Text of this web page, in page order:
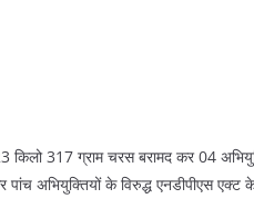
किलो 317 ग्राम चरस बरामद कर 04
अभियुक्तियों के विरुद्ध एनडीपीएस एक्ट